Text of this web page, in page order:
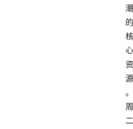
潮
的
核
心
资
源
。
周
二